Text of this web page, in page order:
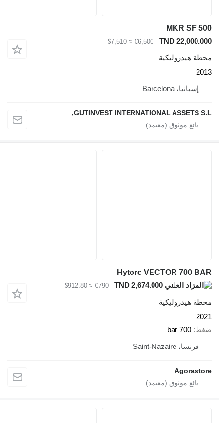
MKR SF
TND
€6,500
≈ $7,510
هيدروليكية
إسبانيا، Barcelona
GUTINVEST INTERNATIONAL ASSETS
Hytorc VECTOR 700
TND 2,674.000
€790
≈ $912.80
هيدروليكية
700 bar
فرنسا، Saint-Nazaire